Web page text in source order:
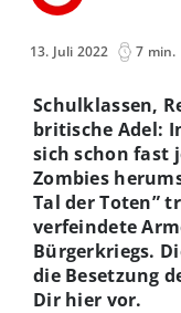
13. Juli 2022 7 min.
Schulklassen,
britische Adel:
sich schon fast
Zombies
Tal der Toten”
verfeindete
Bürgerkriegs.
die Besetzung
Dir hier vor.